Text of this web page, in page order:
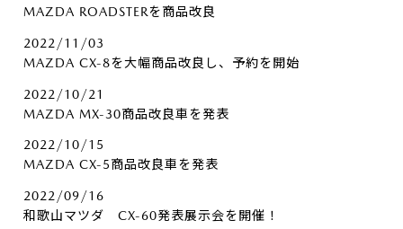
MAZDA ROADSTERを商品改良
2022/11/03
MAZDA CX-8を大幅商品改良し、予約を開始
2022/10/21
MAZDA MX-30商品改良車を発表
2022/10/15
MAZDA CX-5商品改良車を発表
2022/09/16
和歌山マツダ CX-60発表展示会を開催！